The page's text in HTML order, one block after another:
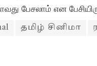
பேசலாம் என
தமிழ் சினிமா